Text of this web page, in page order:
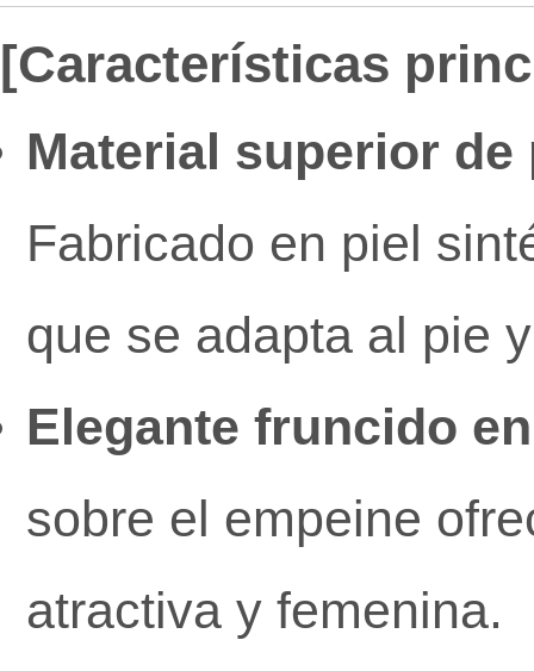
[Características
Material superior
Fabricado en piel
que se adapta al pie
Elegante fruncido
sobre el empeine
atractiva y femenina.